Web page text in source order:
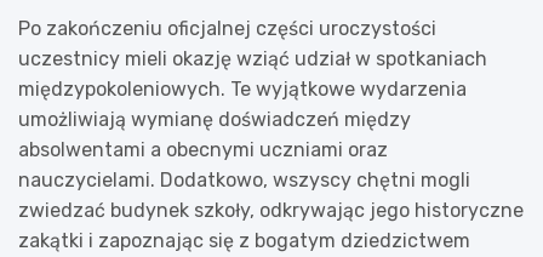
Po zakończeniu oficjalnej części uroczystości
uczestnicy mieli okazję wziąć udział w spotkaniach
międzypokoleniowych. Te wyjątkowe wydarzenia
umożliwiają wymianę doświadczeń między
absolwentami a obecnymi uczniami oraz
nauczycielami. Dodatkowo, wszyscy chętni mogli
zwiedzać budynek szkoły, odkrywając jego historyczne
zakątki i zapoznając się z bogatym dziedzictwem